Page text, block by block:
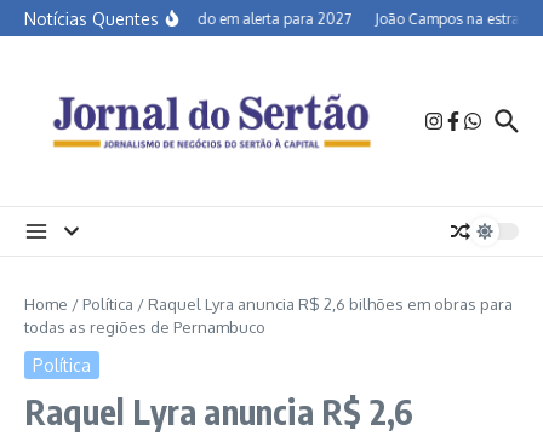
Ir para o conteúdo
Notícias QuentesSemiárido em alerta para 2027 João Campos na estrada
Home / Política / Raquel Lyra anuncia R$ 2,6 bilhões em obras para
todas as regiões de Pernambuco
Política
Raquel Lyra anuncia R$ 2,6